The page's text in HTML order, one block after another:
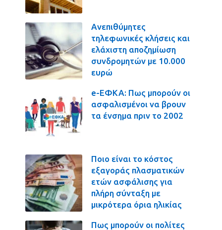
Ανεπιθύμητες
τηλεφωνικές κλήσεις και
ελάχιστη αποζημίωση
συνδρομητών με 10.000
ευρώ
e-ΕΦΚΑ: Πως μπορούν οι
ασφαλισμένοι να βρουν
τα ένσημα πριν το 2002
Ποιο είναι το κόστος
εξαγοράς πλασματικών
ετών ασφάλισης για
πλήρη σύνταξη με
μικρότερα όρια ηλικίας
Πως μπορούν οι πολίτες